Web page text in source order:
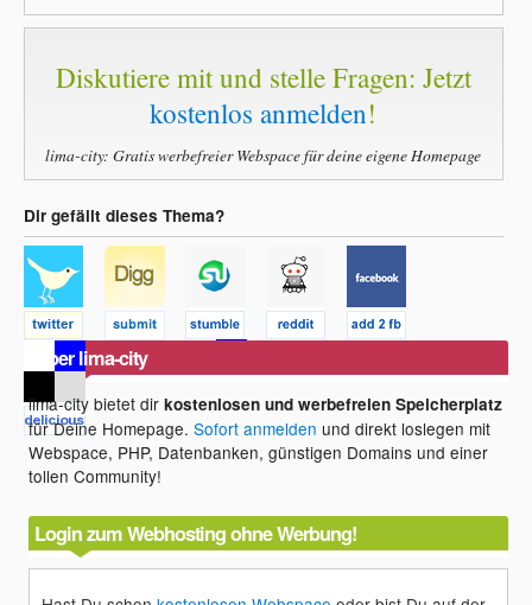
Diskutiere mit und stelle Fragen: Jetzt
kostenlos anmelden!
lima-city: Gratis werbefreier Webspace für deine eigene Homepage
Dir gefällt dieses Thema?
Über lima-city
lima-city bietet dirkostenlosen und werbefreien Speicherplatz
für Deine Homepage.Sofort anmelden und direkt loslegen mit
Webspace, PHP, Datenbanken, günstigen Domains und einer
tollen Community!
Login zum Webhosting ohne Werbung!